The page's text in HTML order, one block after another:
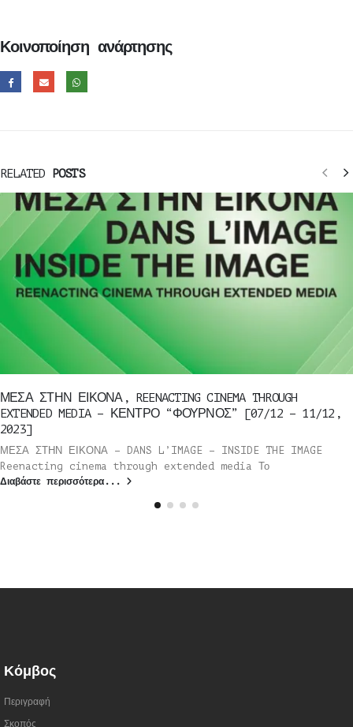
Κοινοποίηση ανάρτησης
RELATED POSTS
ΜΕΣΑ ΣΤΗΝ ΕΙΚΟΝΑ, REENACTING CINEMA THROUGH
EXTENDED MEDIA – ΚΕΝΤΡΟ “ΦΟΥΡΝΟΣ” [07/12 – 11/12,
2023]
ΜΕΣΑ ΣΤΗΝ ΕΙΚΟΝΑ – DANS L’IMAGE – INSIDE THE IMAGE
Reenacting cinema through extended media Το
Διαβάστε περισσότερα...
Κόμβος
Περιγραφή
Σκοπός